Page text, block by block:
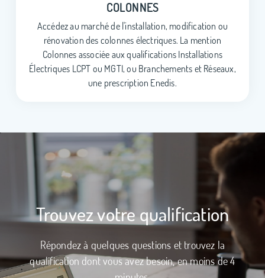
COLONNES
Accédez au marché de l'installation, modification ou
rénovation des colonnes électriques. La mention
Colonnes associée aux qualifications Installations
Électriques LCPT ou MGTI, ou Branchements et Réseaux,
une prescription Enedis.
Trouvez votre qualification
Répondez à quelques questions et trouvez la
qualification dont vous avez besoin, en moins de 4